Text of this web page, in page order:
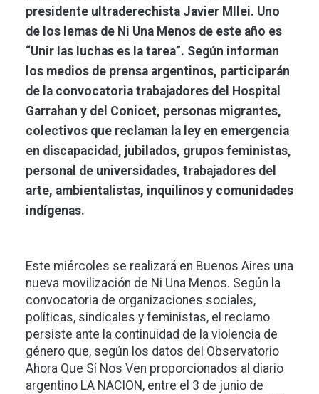
presidente ultraderechista Javier MIlei. Uno
de los lemas de Ni Una Menos de este año es
“Unir las luchas es la tarea”. Según informan
los medios de prensa argentinos, participarán
de la convocatoria trabajadores del Hospital
Garrahan y del Conicet, personas migrantes,
colectivos que reclaman la ley en emergencia
en discapacidad, jubilados, grupos feministas,
personal de universidades, trabajadores del
arte, ambientalistas, inquilinos y comunidades
indígenas.
Este miércoles se realizará en Buenos Aires una
nueva movilización de Ni Una Menos. Según la
convocatoria de organizaciones sociales,
políticas, sindicales y feministas, el reclamo
persiste ante la continuidad de la violencia de
género que, según los datos del Observatorio
Ahora Que Sí Nos Ven proporcionados al diario
argentino LA NACION, entre el 3 de junio de